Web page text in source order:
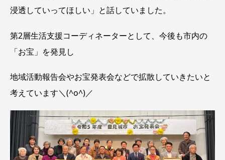
浸透していってほしい」と話していました。
第2層生活支援コーディネーターとして、今後も市内の
「お宝」を発見し
地域活動報告会やお宝発表会などで拡散していきたいと
考えています＼(^o^)／